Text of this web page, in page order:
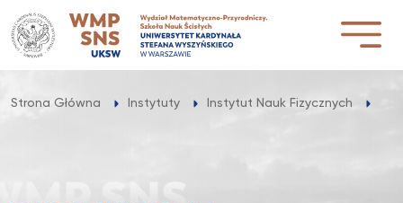
Przejdź
do
treści
Strona Główna Instytuty Instytut Nauk Fizycznych